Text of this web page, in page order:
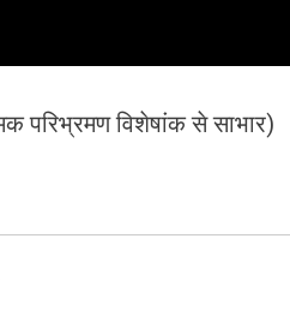
परिभ्रमण विशेषांक से साभार)